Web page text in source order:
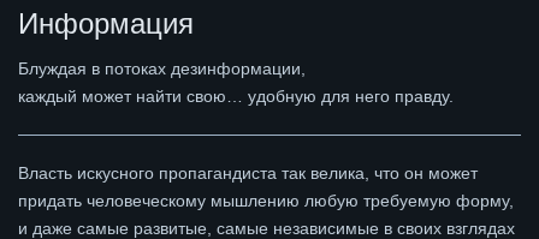
Информация
Блуждая в потоках дезинформации,
каждый может найти свою… удобную для него правду.
Власть искусного пропагандиста так велика, что он может
придать человеческому мышлению любую требуемую форму,
и даже самые развитые, самые независимые в своих взглядах